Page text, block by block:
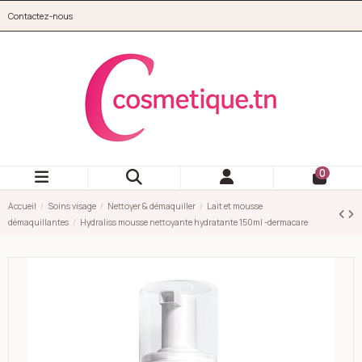
Contactez-nous
0
Accueil Soins visage Nettoyer & démaquiller
Lait et mousse
démaquillantes
Hydraliss mousse nettoyante hydratante 150ml -dermacare